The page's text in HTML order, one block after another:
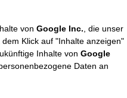
von Google Inc. , die unser
Klick auf "Inhalte anzeigen"
Inhalte von Google
Daten an